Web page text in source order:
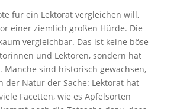
für ein Lektorat vergleichen will,
einer ziemlich großen Hürde. Die
vergleichbar. Das ist keine böse
und Lektoren, sondern hat
Manche sind historisch gewachsen,
der Natur der Sache: Lektorat hat
Facetten, wie es Apfelsorten